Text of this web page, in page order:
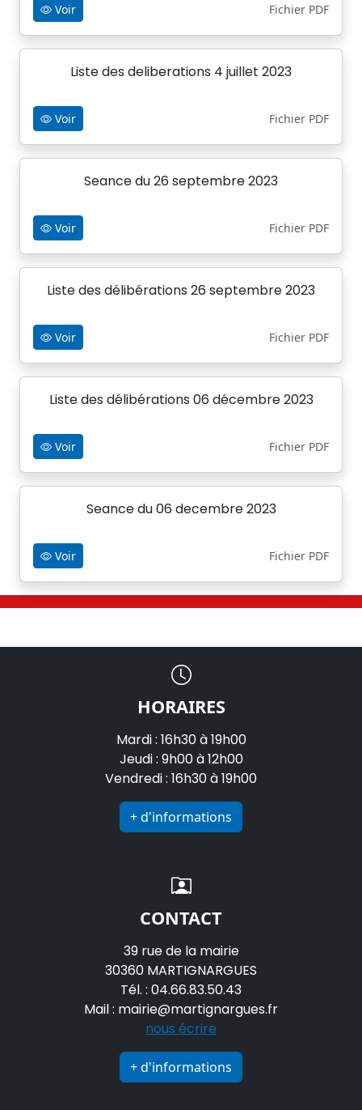
Voir Fichier PDF
Liste des deliberations 4 juillet 2023
Voir Fichier PDF
Seance du 26 septembre 2023
Voir Fichier PDF
Liste des délibérations 26 septembre 2023
Voir Fichier PDF
Liste des délibérations 06 décembre 2023
Voir Fichier PDF
Seance du 06 decembre 2023
Voir Fichier PDF
HORAIRES
Mardi : 16h30 à 19h00
Jeudi : 9h00 à 12h00
Vendredi : 16h30 à 19h00
+ d'informations
CONTACT
39 rue de la mairie
30360 MARTIGNARGUES
Tél. : 04.66.83.50.43
Mail : mairie@martignargues.fr
nous écrire
+ d'informations